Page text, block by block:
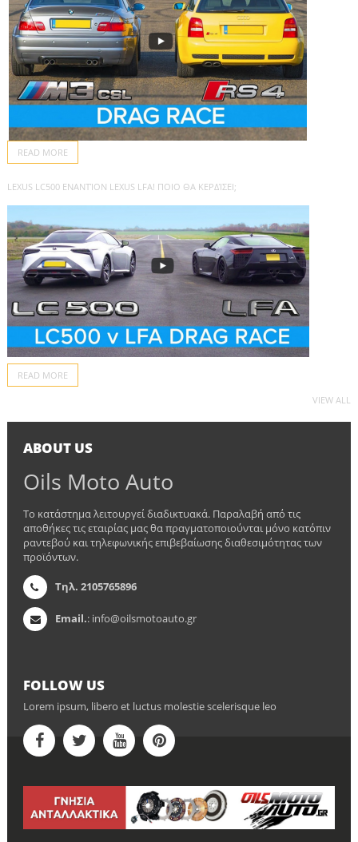
READ MORE
LEXUS LC500 ΕΝΑΝΤΊΟΝ LEXUS LFA! ΠΟΙΟ ΘΑ ΚΕΡΔΊΣΕΙ;
READ MORE
VIEW ALL
ABOUT US
Oils Moto Auto
Το κατάστημα λειτουργεί διαδικτυακά. Παραλαβή από τις
αποθήκες τις εταιρίας μας θα πραγματοποιούνται μόνο κατόπιν
ραντεβού και τηλεφωνικής επιβεβαίωσης διαθεσιμότητας των
προϊόντων.
Τηλ. 2105765896
Email.: info@oilsmotoauto.gr
FOLLOW US
Lorem ipsum, libero et luctus molestie scelerisque leo